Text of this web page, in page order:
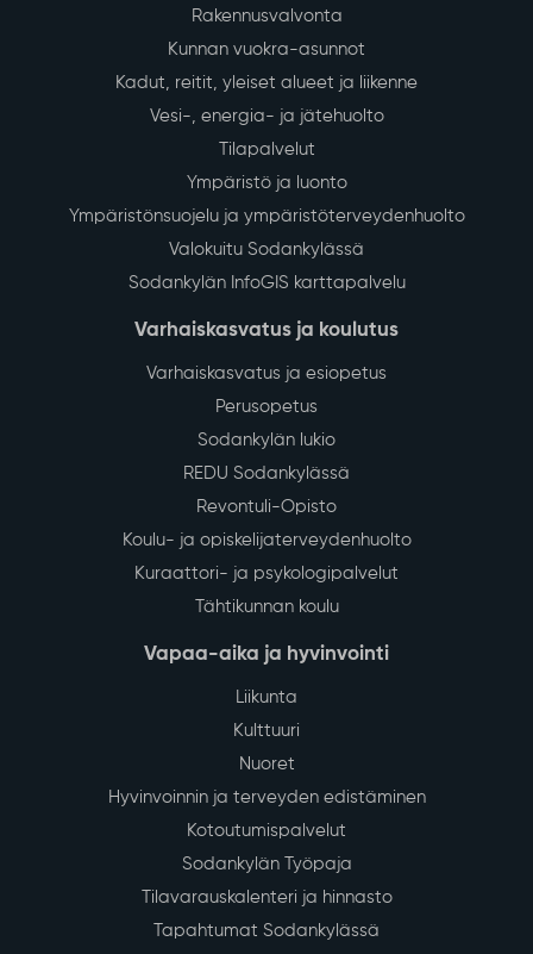
Rakennusvalvonta
Kunnan vuokra-asunnot
Kadut, reitit, yleiset alueet ja liikenne
Vesi-, energia- ja jätehuolto
Tilapalvelut
Ympäristö ja luonto
Ympäristönsuojelu ja ympäristöterveydenhuolto
Valokuitu Sodankylässä
Sodankylän InfoGIS karttapalvelu
Varhaiskasvatus ja koulutus
Varhaiskasvatus ja esiopetus
Perusopetus
Sodankylän lukio
REDU Sodankylässä
Revontuli-Opisto
Koulu- ja opiskelijaterveydenhuolto
Kuraattori- ja psykologipalvelut
Tähtikunnan koulu
Vapaa-aika ja hyvinvointi
Liikunta
Kulttuuri
Nuoret
Hyvinvoinnin ja terveyden edistäminen
Kotoutumispalvelut
Sodankylän Työpaja
Tilavarauskalenteri ja hinnasto
Tapahtumat Sodankylässä